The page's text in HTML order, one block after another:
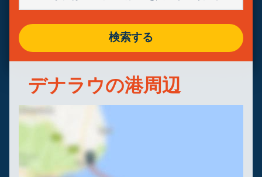
予約の管理
検索する
デナラウの港周辺